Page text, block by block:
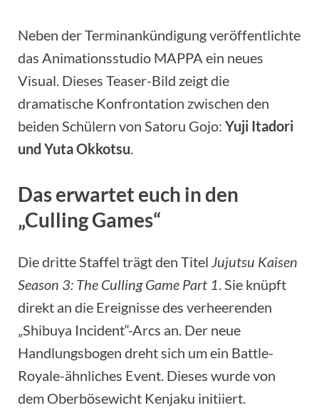
Neben der Terminankündigung veröffentlichte
das Animationsstudio MAPPA ein neues
Visual. Dieses Teaser-Bild zeigt die
dramatische Konfrontation zwischen den
beiden Schülern von Satoru Gojo: Yuji Itadori
und Yuta Okkotsu.
Das erwartet euch in den
„Culling Games“
Die dritte Staffel trägt den Titel Jujutsu Kaisen
Season 3: The Culling Game Part 1. Sie knüpft
direkt an die Ereignisse des verheerenden
„Shibuya Incident“-Arcs an. Der neue
Handlungsbogen dreht sich um ein Battle-
Royale-ähnliches Event. Dieses wurde von
dem Oberbösewicht Kenjaku initiiert.